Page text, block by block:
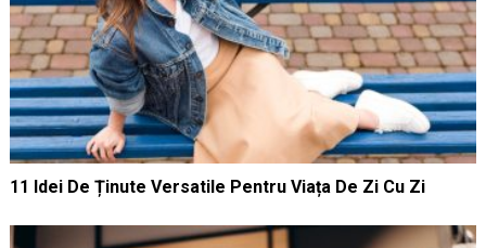
11 Idei De Ținute Versatile Pentru Viața De Zi Cu Zi